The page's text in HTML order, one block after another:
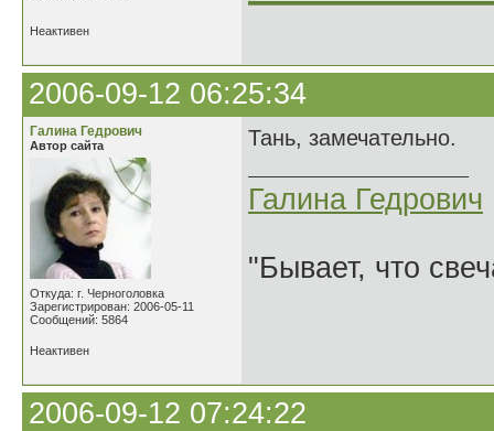
Неактивен
2006-09-12 06:25:34
Галина Гедрович
Автор сайта
Откуда: г. Черноголовка
Зарегистрирован: 2006-05-11
Сообщений: 5864
Тань, замечательно.
Галина Гедрович
"Бывает, что
Неактивен
2006-09-12 07:24:22